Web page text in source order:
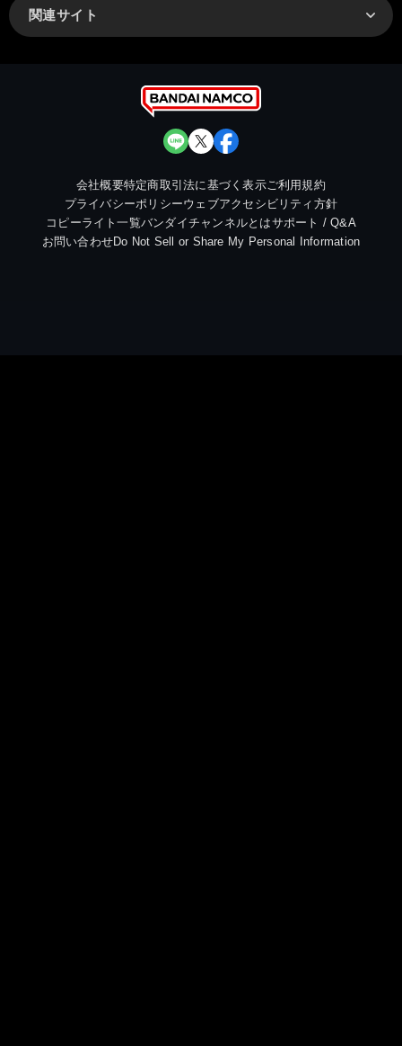
関連サイト
会社概要特定商取引法に基づく表示ご利用規約
プライバシーポリシーウェブアクセシビリティ方針
コピーライト一覧バンダイチャンネルとはサポート / Q&A
お問い合わせDo Not Sell or Share My Personal Information